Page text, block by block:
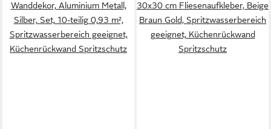
Wanddekor, Aluminium Metall,
Silber, Set, 10-teilig 0,93 m²,
Spritzwasserbereich geeignet,
Küchenrückwand Spritzschutz
30x30 cm Fliesenaufkleber, Beige
Braun Gold, Spritzwasserbereich
geeignet, Küchenrückwand
Spritzschutz